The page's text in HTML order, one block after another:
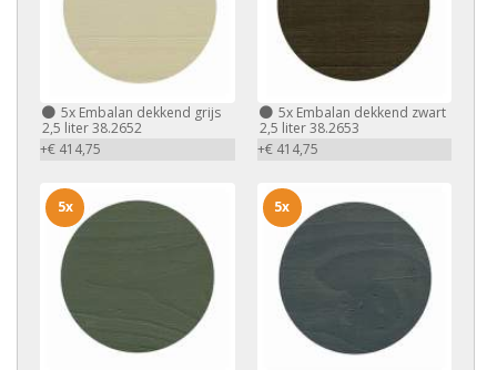
5x Embalan dekkend grijs
2,5 liter 38.2652
+€ 414,75
5xEmbalan dekkend zwart
2,5 liter 38.2653
+€ 414,75
5x 5x